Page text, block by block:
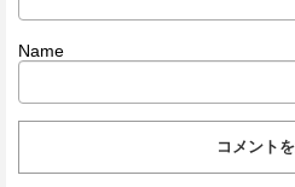
Name